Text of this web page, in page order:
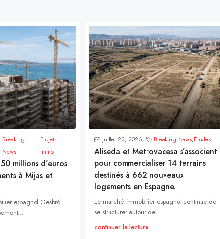
Breaking
News
,
Projets
Immo
millions d’euros
à Mijas et
espagnol Gesbró
juillet 23, 2026 Breaking News,Études
Aliseda et Metrovacesa s’associent
pour commercialiser 14 terrains
destinés à 662 nouveaux
logements en Espagne.
Le marché immobilier espagnol continue de
se structurer autour de...
continuer la lecture